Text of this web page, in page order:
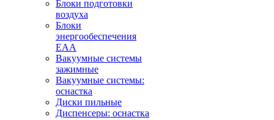
Блоки подготовки
воздуха
Блоки
энергообеспечения
EAA
Вакуумные системы
зажимные
Вакуумные системы:
оснастка
Диски пильные
Диспенсеры: оснастка